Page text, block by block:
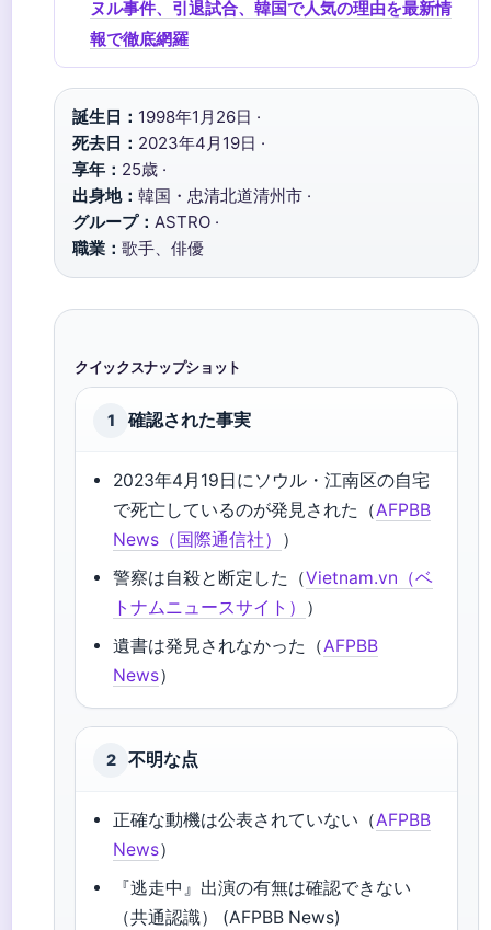
ヌル事件、引退試合、韓国で人気の理由を最新情
報で徹底網羅
誕生日： 1998年1月26日 ·
死去日： 2023年4月19日 ·
享年： 25歳 ·
出身地： 韓国・忠清北道清州市 ·
グループ： ASTRO ·
職業： 歌手、俳優
クイックスナップショット
1 確認された事実
2023年4月19日にソウル・江南区の自宅
で死亡しているのが発見された（AFPBB
News（国際通信社） ）
警察は自殺と断定した（Vietnam.vn（ベ
トナムニュースサイト） ）
遺書は発見されなかった（AFPBB
News）
2 不明な点
正確な動機は公表されていない（AFPBB
News）
『逃走中』出演の有無は確認できない
（共通認識） (AFPBB News)